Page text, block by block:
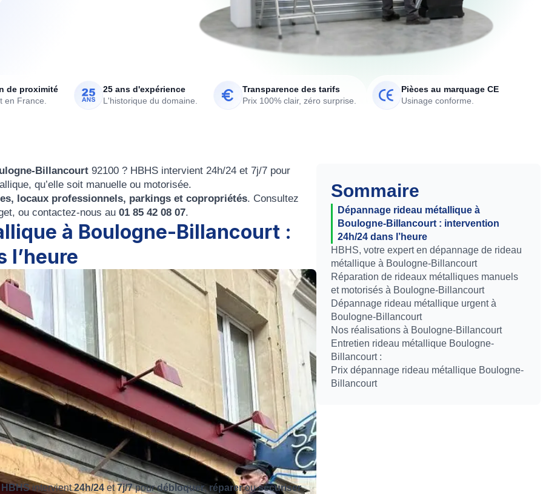
de proximité
en France.
25 ans d'expérience
L'historique du domaine.
Transparence des tarifs
Prix 100% clair, zéro surprise.
Pièces au marquage CE
Usinage conforme.
Sommaire
Dépannage rideau métallique à
Boulogne-Billancourt : intervention
24h/24 dans l’heure
HBHS, votre expert en dépannage de rideau
métallique à Boulogne-Billancourt
Réparation de rideaux métalliques manuels
et motorisés à Boulogne-Billancourt
Dépannage rideau métallique urgent à
Boulogne-Billancourt
Nos réalisations à Boulogne-Billancourt
Entretien rideau métallique Boulogne-
Billancourt :
Prix dépannage rideau métallique Boulogne-
Billancourt
Billancourt 92100 ? HBHS intervient 24h/24 et 7j/7 pour
qu’elle soit manuelle ou motorisée.
locaux professionnels, parkings et copropriétés. Consultez
ou contactez-nous au 01 85 42 08 07.
à Boulogne-Billancourt :
l’heure
HBHSintervient24h/24et7j/7pourdébloquer,réparerousécuriser